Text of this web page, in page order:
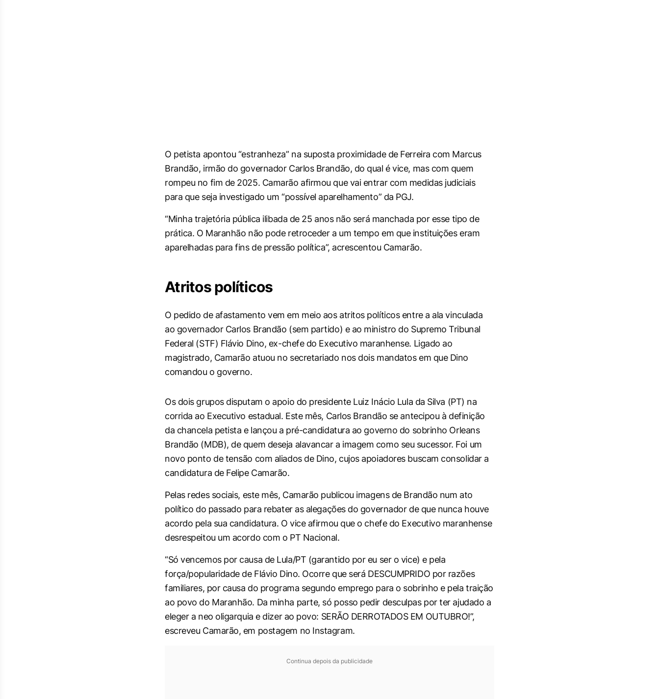
O petista apontou “estranheza” na suposta proximidade de Ferreira com Marcus
Brandão, irmão do governador Carlos Brandão, do qual é vice, mas com quem
rompeu no fim de 2025. Camarão afirmou que vai entrar com medidas judiciais
para que seja investigado um “possível aparelhamento” da PGJ.
“Minha trajetória pública ilibada de 25 anos não será manchada por esse tipo de
prática. O Maranhão não pode retroceder a um tempo em que instituições eram
aparelhadas para fins de pressão política”, acrescentou Camarão.
Atritos políticos
O pedido de afastamento vem em meio aos atritos políticos entre a ala vinculada
ao governador Carlos Brandão (sem partido) e ao ministro do Supremo Tribunal
Federal (STF) Flávio Dino, ex-chefe do Executivo maranhense. Ligado ao
magistrado, Camarão atuou no secretariado nos dois mandatos em que Dino
comandou o governo.
Os dois grupos disputam o apoio do presidente Luiz Inácio Lula da Silva (PT) na
corrida ao Executivo estadual. Este mês, Carlos Brandão se antecipou à definição
da chancela petista e lançou a pré-candidatura ao governo do sobrinho Orleans
Brandão (MDB), de quem deseja alavancar a imagem como seu sucessor. Foi um
novo ponto de tensão com aliados de Dino, cujos apoiadores buscam consolidar a
candidatura de Felipe Camarão.
Pelas redes sociais, este mês, Camarão publicou imagens de Brandão num ato
político do passado para rebater as alegações do governador de que nunca houve
acordo pela sua candidatura. O vice afirmou que o chefe do Executivo maranhense
desrespeitou um acordo com o PT Nacional.
“Só vencemos por causa de Lula/PT (garantido por eu ser o vice) e pela
força/popularidade de Flávio Dino. Ocorre que será DESCUMPRIDO por razões
familiares, por causa do programa segundo emprego para o sobrinho e pela traição
ao povo do Maranhão. Da minha parte, só posso pedir desculpas por ter ajudado a
eleger a neo oligarquia e dizer ao povo: SERÃO DERROTADOS EM OUTUBRO!”,
escreveu Camarão, em postagem no Instagram.
Continua depois da publicidade